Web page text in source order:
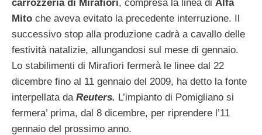
carrozzeria di Mirafiori, compresa la linea di Alfa
Mito che aveva evitato la precedente interruzione. Il
successivo stop alla produzione cadrà a cavallo delle
festività natalizie, allungandosi sul mese di gennaio.
Lo stabilimenti di Mirafiori fermerà le linee dal 22
dicembre fino al 11 gennaio del 2009, ha detto la fonte
interpellata da Reuters. L’impianto di Pomigliano si
fermera’ prima, dal 8 dicembre, per riprendere l’11
gennaio del prossimo anno.